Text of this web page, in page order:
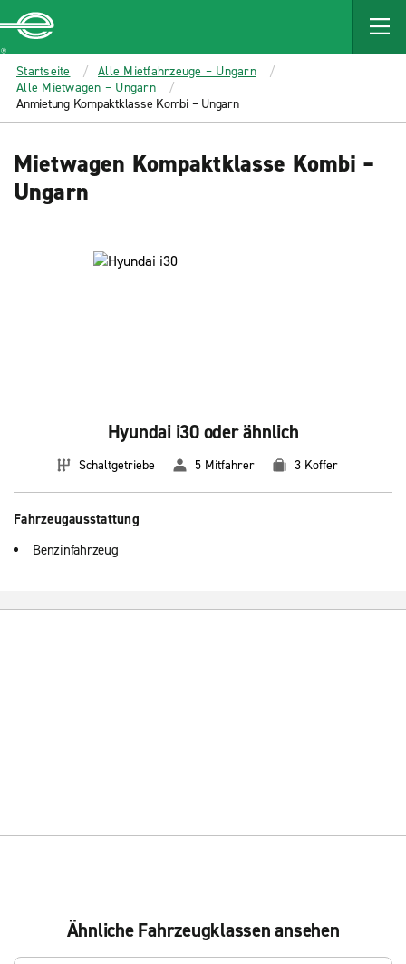
MAIN
CONTENT
Enterprise
Startseite
Alle Mietfahrzeuge – Ungarn
Alle Mietwagen – Ungarn
Anmietung Kompaktklasse Kombi – Ungarn
Mietwagen Kompaktklasse Kombi –
Ungarn
Hyundai i30 oder ähnlich
Schaltgetriebe 5 Mitfahrer 3 Koffer
Fahrzeugausstattung
Benzinfahrzeug
Ähnliche Fahrzeugklassen ansehen